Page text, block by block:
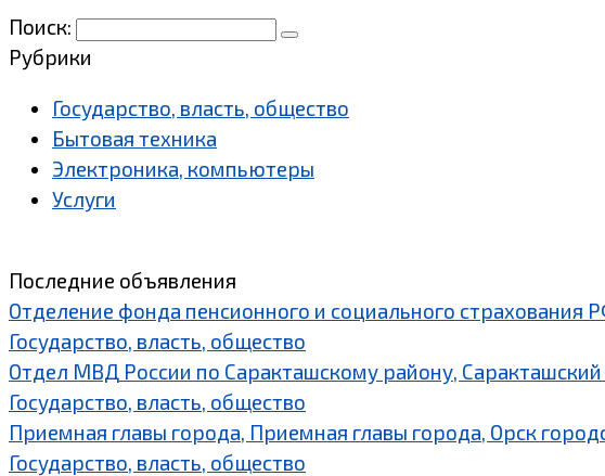
Поиск:
Рубрики
Государство, власть, общество
Бытовая техника
Электроника, компьютеры
Услуги
Последние объявления
Отделение фонда пенсионного и социального страхования
Государство, власть, общество
Отдел МВД России по Саракташскому району, Саракташский
Государство, власть, общество
Приемная главы города, Приемная главы города, Орск
Государство, власть, общество